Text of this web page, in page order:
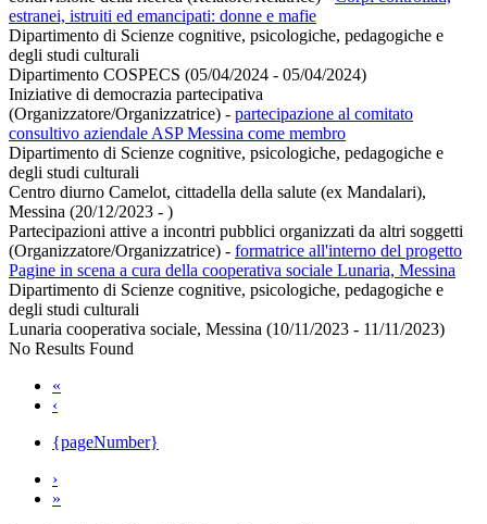
estranei, istruiti ed emancipati: donne e mafie
Dipartimento di Scienze cognitive, psicologiche, pedagogiche e
degli studi culturali
Dipartimento COSPECS (05/04/2024 - 05/04/2024)
Iniziative di democrazia partecipativa
(Organizzatore/Organizzatrice) - partecipazione al comitato
consultivo aziendale ASP Messina come membro
Dipartimento di Scienze cognitive, psicologiche, pedagogiche e
degli studi culturali
Centro diurno Camelot, cittadella della salute (ex Mandalari),
Messina (20/12/2023 - )
Partecipazioni attive a incontri pubblici organizzati da altri soggetti
(Organizzatore/Organizzatrice) - formatrice all'interno del progetto
Pagine in scena a cura della cooperativa sociale Lunaria, Messina
Dipartimento di Scienze cognitive, psicologiche, pedagogiche e
degli studi culturali
Lunaria cooperativa sociale, Messina (10/11/2023 - 11/11/2023)
No Results Found
«
‹
{pageNumber}
›
»